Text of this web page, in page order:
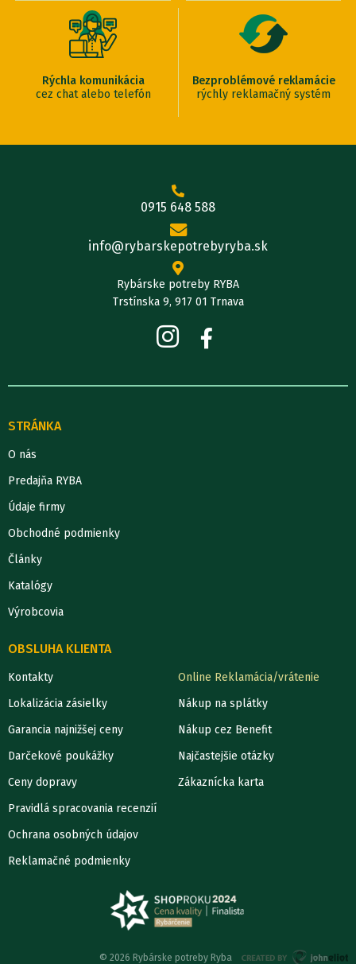
Rýchla komunikácia
cez chat alebo telefón
Bezproblémové reklamácie
rýchly reklamačný systém
0915 648 588
info@rybarskepotrebyryba.sk
Rybárske potreby RYBA
Trstínska 9, 917 01 Trnava
STRÁNKA
O nás
Predajňa RYBA
Údaje firmy
Obchodné podmienky
Články
Katalógy
Výrobcovia
OBSLUHA KLIENTA
Kontakty
Lokalizácia zásielky
Garancia najnižšej ceny
Darčekové poukážky
Ceny dopravy
Pravidlá spracovania recenzií
Ochrana osobných údajov
Reklamačné podmienky
Online Reklamácia/vrátenie
Nákup na splátky
Nákup cez Benefit
Najčastejšie otázky
Zákaznícka karta
© 2026 Rybárske potreby Ryba